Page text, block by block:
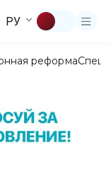
РУ
реформа